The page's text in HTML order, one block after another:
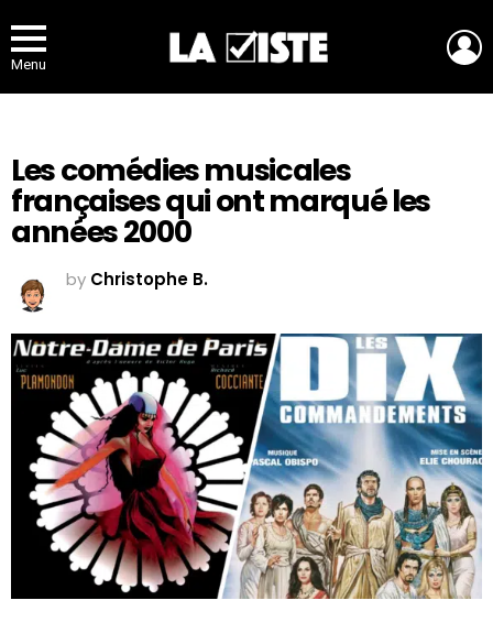
Menu
Les comédies musicales
françaises qui ont marqué les
années 2000
by Christophe B.